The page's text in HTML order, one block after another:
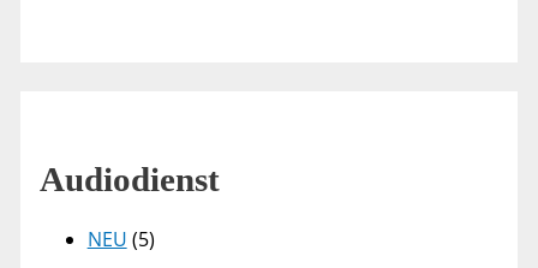
Audiodienst
NEU (5)